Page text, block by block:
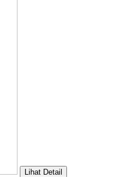
Lihat Detail